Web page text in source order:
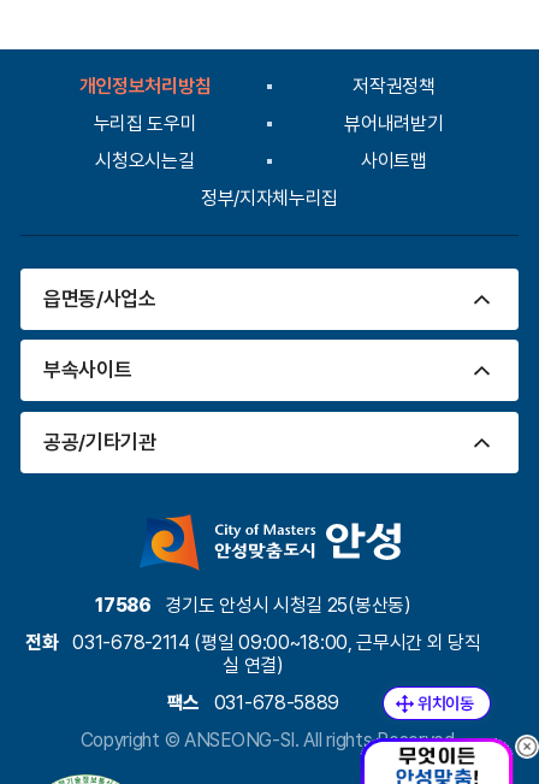
가
개인정보처리방침
저작권정책
누리집 도우미
뷰어내려받기
시청오시는길
사이트맵
정부/지자체누리집
읍면동/사업소
부속사이트
공공/기타기관
17586
경기도 안성시 시청길 25(봉산동)
전화 031-678-2114 (평일 09:00~18:00, 근무시간 외 당직
실 연결)
팩스
031-678-5889
Copyright © ANSEONG-SI. All rights Reserved.